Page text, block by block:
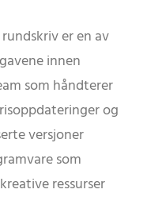
er en av
innen
som håndterer
og
versjoner
som
ressurser